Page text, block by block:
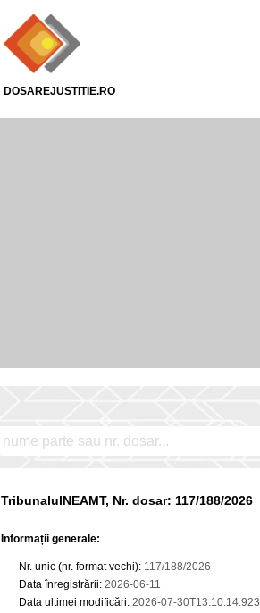
DOSAREJUSTITIE.RO
TribunalulNEAMT, Nr. dosar: 117/188/2026
Informații generale:
Nr. unic (nr. format vechi): 117/188/2026
Data înregistrării: 2026-06-11
Data ultimei modificări: 2026-07-30T13:10:14.923